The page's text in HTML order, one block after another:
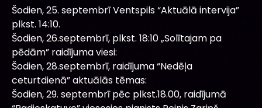
Šodien, 25. septembrī Ventspils “Aktuālā intervija”
plkst. 14:10.
Šodien, 26.septembrī, plkst. 18:10 „Solītajam pa
pēdām” raidījuma viesi:
Šodien, 28.septembrī, raidījuma “Nedēļa
ceturtdienā” aktuālās tēmas:
Šodien, 29. septembrī pēc plkst.18.00, raidījumā